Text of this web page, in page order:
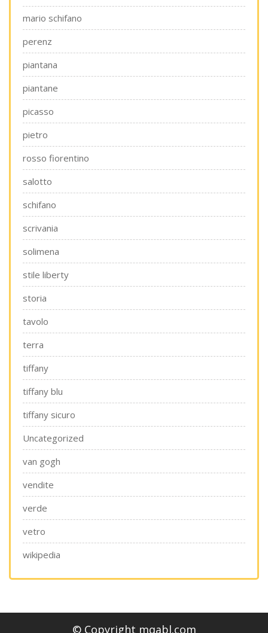
mario schifano
perenz
piantana
piantane
picasso
pietro
rosso fiorentino
salotto
schifano
scrivania
solimena
stile liberty
storia
tavolo
terra
tiffany
tiffany blu
tiffany sicuro
Uncategorized
van gogh
vendite
verde
vetro
wikipedia
© Copyright mqabl.com